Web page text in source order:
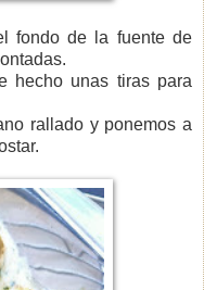
fondo de la fuente de
hecho unas tiras para
rallado y ponemos a